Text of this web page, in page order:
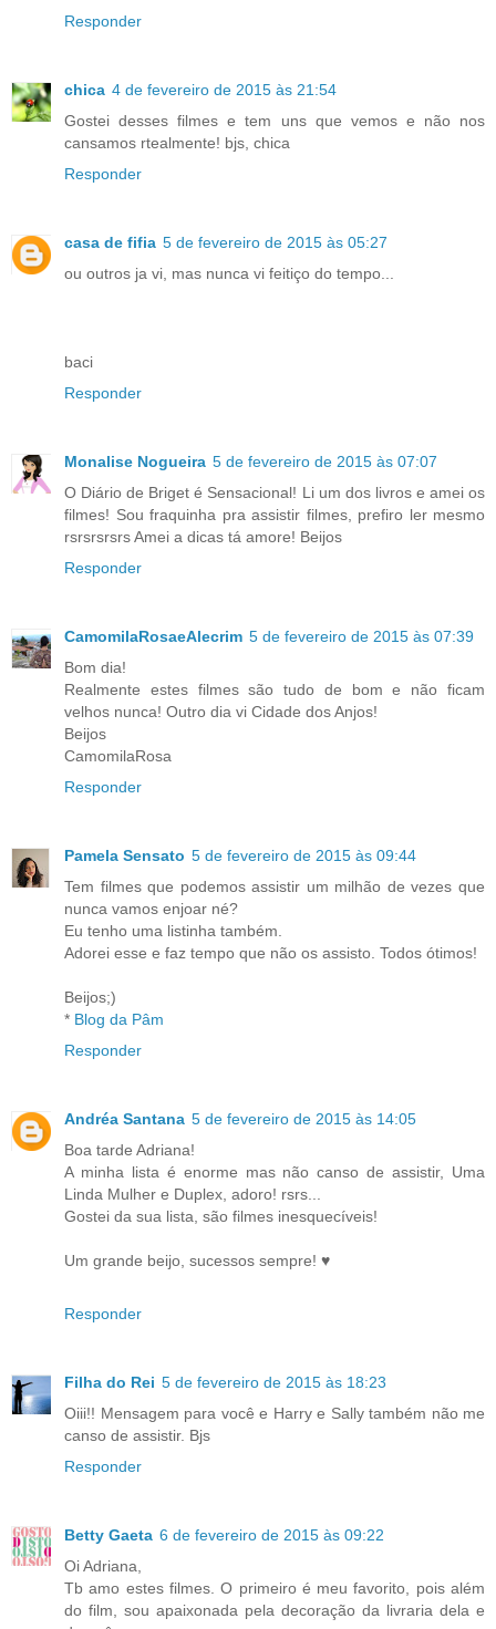
Responder
chica 4 de fevereiro de 2015 às 21:54
Gostei desses filmes e tem uns que vemos e não nos
cansamos rtealmente! bjs, chica
Responder
casa de fifia 5 de fevereiro de 2015 às 05:27
ou outros ja vi, mas nunca vi feitiço do tempo...
baci
Responder
Monalise Nogueira 5 de fevereiro de 2015 às 07:07
O Diário de Briget é Sensacional! Li um dos livros e amei os
filmes! Sou fraquinha pra assistir filmes, prefiro ler mesmo
rsrsrsrsrs Amei a dicas tá amore! Beijos
Responder
CamomilaRosaeAlecrim 5 de fevereiro de 2015 às 07:39
Bom dia!
Realmente estes filmes são tudo de bom e não ficam
velhos nunca! Outro dia vi Cidade dos Anjos!
Beijos
CamomilaRosa
Responder
Pamela Sensato 5 de fevereiro de 2015 às 09:44
Tem filmes que podemos assistir um milhão de vezes que
nunca vamos enjoar né?
Eu tenho uma listinha também.
Adorei esse e faz tempo que não os assisto. Todos ótimos!
Beijos;)
* Blog da Pâm
Responder
Andréa Santana 5 de fevereiro de 2015 às 14:05
Boa tarde Adriana!
A minha lista é enorme mas não canso de assistir, Uma
Linda Mulher e Duplex, adoro! rsrs...
Gostei da sua lista, são filmes inesquecíveis!
Um grande beijo, sucessos sempre! ♥
Responder
Filha do Rei 5 de fevereiro de 2015 às 18:23
Oiii!! Mensagem para você e Harry e Sally também não me
canso de assistir. Bjs
Responder
Betty Gaeta 6 de fevereiro de 2015 às 09:22
Oi Adriana,
Tb amo estes filmes. O primeiro é meu favorito, pois além
do film, sou apaixonada pela decoração da livraria dela e